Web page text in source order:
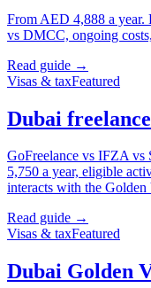
From AED 4,888 a year.
vs DMCC, ongoing
Read guide →
Visas & taxFeatured
Dubai
GoFreelance vs IFZA
5,750 a year, eligible
interacts with the Golden
Read guide →
Visas & taxFeatured
Dubai Golden